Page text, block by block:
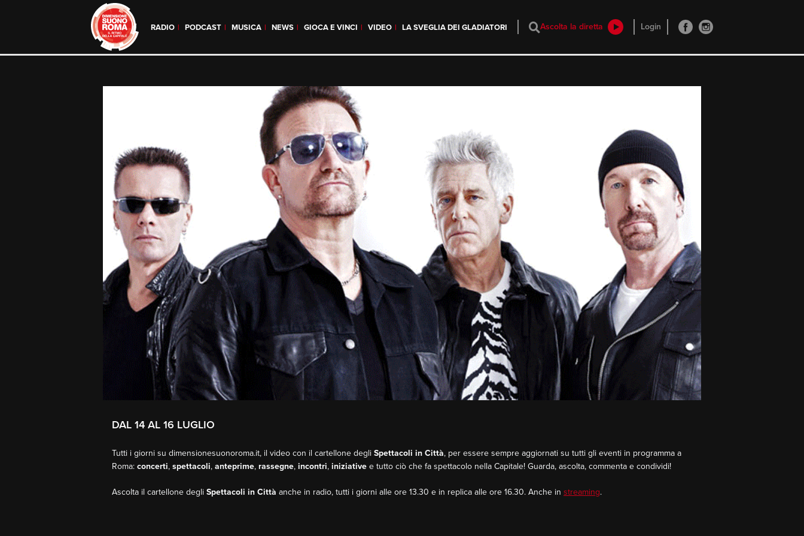
RADIO PODCAST MUSICA NEWS GIOCA E VINCI VIDEO LA SVEGLIA DEI GLADIATORI Ascolta la diretta Login
DAL 14 AL 16 LUGLIO
Tutti i giorni su dimensionesuonoroma.it, il video con il cartellone degli Spettacoli in Città, per essere sempre aggiornati su tutti gli eventi in programma a
Roma: concerti, spettacoli, anteprime, rassegne, incontri, iniziative e tutto ciò che fa spettacolo nella Capitale! Guarda, ascolta, commenta e condividi!
Ascolta il cartellone degli Spettacoli in Città anche in radio, tutti i giorni alle ore 13.30 e in replica alle ore 16.30. Anche in streaming.